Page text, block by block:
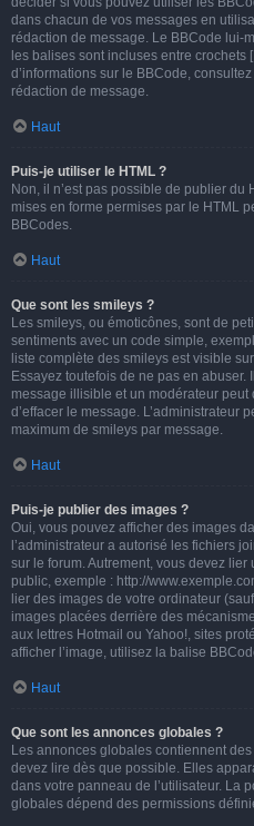
dans chacun de vos messages en
rédaction de message. Le BBCode lui-
les balises sont incluses entre crochets
d’informations sur le BBCode,
rédaction de message.
Haut
Puis-je utiliser le HTML ?
Non, il n’est pas possible de publier du
mises en forme permises par le HTML
BBCodes.
Haut
Que sont les smileys ?
Les smileys, ou émoticônes, sont de
sentiments avec un code simple,
liste complète des smileys est visible
Essayez toutefois de ne pas en
message illisible et un modérateur
d’effacer le message. L’administrateur
maximum de smileys par message.
Haut
Puis-je publier des images ?
Oui, vous pouvez afficher des images
l’administrateur a autorisé les fichiers
sur le forum. Autrement, vous devez
public, exemple : http://
lier des images de votre ordinateur
images placées derrière des
aux lettres Hotmail ou Yahoo!, sites
afficher l’image, utilisez la balise
Haut
Que sont les annonces globales ?
Les annonces globales contiennent
devez lire dès que possible. Elles
dans votre panneau de l’utilisateur. La
globales dépend des permissions